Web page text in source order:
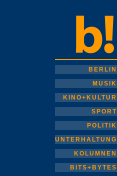
BERLIN
MUSIK
KINO+KULTUR
SPORT
POLITIK
UNTERHALTUNG
KOLUMNEN
BITS+BYTES